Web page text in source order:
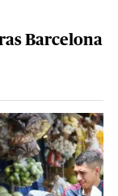
Barcelona